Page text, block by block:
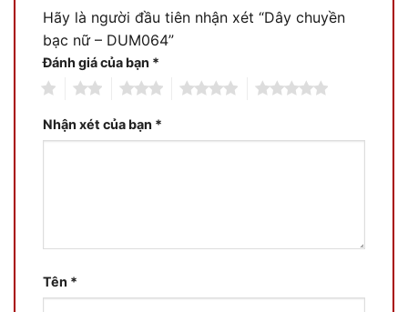
Hãy là người đầu tiên nhận xét “Dây chuyền
bạc nữ – DUM064”
Đánh giá của bạn *
Nhận xét của bạn *
Tên *